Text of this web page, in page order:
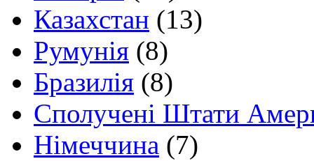
Казахстан (13)
Румунія (8)
Бразилія (8)
Сполучені Штати
Німеччина (7)